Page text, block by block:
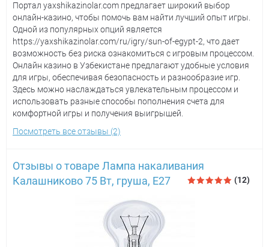
Портал yaxshikazinolar.com предлагает широкий выбор
онлайн-казино, чтобы помочь вам найти лучший опыт игры.
Одной из популярных опций является
https://yaxshikazinolar.com/ru/igry/sun-of-egypt-2, что дает
возможность без риска ознакомиться с игровым процессом.
Онлайн казино в Узбекистане предлагают удобные условия
для игры, обеспечивая безопасность и разнообразие игр.
Здесь можно наслаждаться увлекательным процессом и
использовать разные способы пополнения счета для
комфортной игры и получения выигрышей.
Посмотреть все отзывы (2)
Отзывы о товаре Лампа накаливания
Калашниково 75 Вт, груша, Е27
(12)